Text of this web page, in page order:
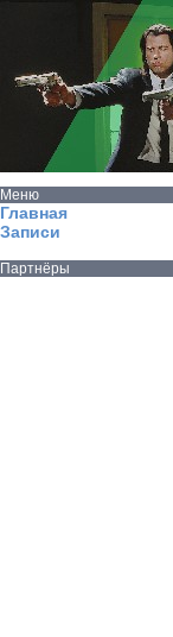
Меню
Главная
Записи
Партнёры